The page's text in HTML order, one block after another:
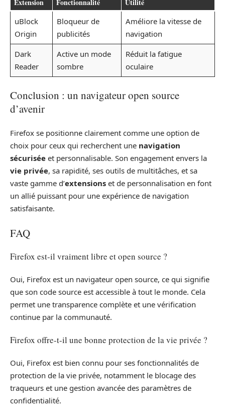
Extension Fonctionnalité Utilité
uBlock
Origin
Bloqueur de
publicités
Améliore la vitesse de
navigation
Dark
Reader
Active un mode
sombre
Réduit la fatigue
oculaire
Conclusion : un navigateur open source
d’avenir
Firefox se positionne clairement comme une option de
choix pour ceux qui recherchent une navigation
sécurisée et personnalisable. Son engagement envers la
vie privée, sa rapidité, ses outils de multitâches, et sa
vaste gamme d’extensions et de personnalisation en font
un allié puissant pour une expérience de navigation
satisfaisante.
FAQ
Firefox est-il vraiment libre et open source ?
Oui, Firefox est un navigateur open source, ce qui signifie
que son code source est accessible à tout le monde. Cela
permet une transparence complète et une vérification
continue par la communauté.
Firefox offre-t-il une bonne protection de la vie privée ?
Oui, Firefox est bien connu pour ses fonctionnalités de
protection de la vie privée, notamment le blocage des
traqueurs et une gestion avancée des paramètres de
confidentialité.